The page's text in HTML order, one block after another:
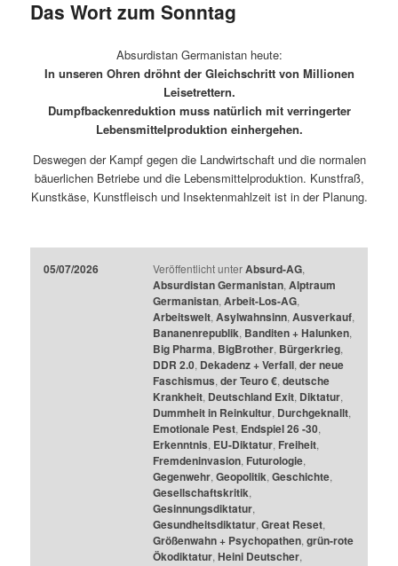
Das Wort zum Sonntag
Absurdistan Germanistan heute:
In unseren Ohren dröhnt der Gleichschritt von Millionen
Leisetrettern.
Dumpfbackenreduktion muss natürlich mit verringerter
Lebensmittelproduktion einhergehen.
Deswegen der Kampf gegen die Landwirtschaft und die normalen
bäuerlichen Betriebe und die Lebensmittelproduktion. Kunstfraß,
Kunstkäse, Kunstfleisch und Insektenmahlzeit ist in der Planung.
05/07/2026 Veröffentlicht unter Absurd-AG,
Absurdistan Germanistan, Alptraum
Germanistan, Arbeit-Los-AG,
Arbeitswelt, Asylwahnsinn, Ausverkauf,
Bananenrepublik, Banditen + Halunken,
Big Pharma, BigBrother, Bürgerkrieg,
DDR 2.0, Dekadenz + Verfall, der neue
Faschismus, der Teuro €, deutsche
Krankheit, Deutschland Exit, Diktatur,
Dummheit in Reinkultur, Durchgeknallt,
Emotionale Pest, Endspiel 26 -30,
Erkenntnis, EU-Diktatur, Freiheit,
Fremdeninvasion, Futurologie,
Gegenwehr, Geopolitik, Geschichte,
Gesellschaftskritik,
Gesinnungsdiktatur,
Gesundheitsdiktatur, Great Reset,
Größenwahn + Psychopathen, grün-rote
Ökodiktatur, Heini Deutscher,